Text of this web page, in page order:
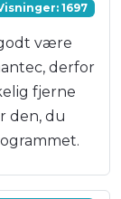
1697
være
derfor
fjerne
den, du